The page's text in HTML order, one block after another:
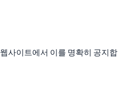
사이트에서 이를 명확히 공지합